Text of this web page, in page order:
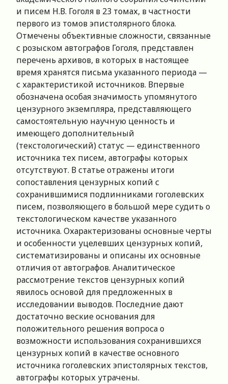
и писем Н.В. Гоголя в 23 томах, в частности
первого из томов эпистолярного блока.
Отмечены объективные сложности, связанные
с розыском автографов Гоголя, представлен
перечень архивов, в которых в настоящее
время хранятся письма указанного периода —
с характеристикой источников. Впервые
обозначена особая значимость упомянутого
цензурного экземпляра, представляющего
самостоятельную научную ценность и
имеющего дополнительный
(текстологический) статус — единственного
источника тех писем, автографы которых
отсутствуют. В статье отражены итоги
сопоставления цензурных копий с
сохранившимися подлинниками гоголевских
писем, позволяющего в большой мере судить о
текстологическом качестве указанного
источника. Охарактеризованы основные черты
и особенности уцелевших цензурных копий,
систематизированы и описаны их основные
отличия от автографов. Аналитическое
рассмотрение текстов цензурных копий
явилось основой для предложенных в
исследовании выводов. Последние дают
достаточно веские основания для
положительного решения вопроса о
возможности использования сохранившихся
цензурных копий в качестве основного
источника гоголевских эпистолярных текстов,
автографы которых утрачены.